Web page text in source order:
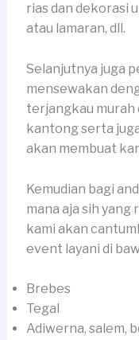
rias dan dekorasi
atau lamaran, dll.
Selanjutnya juga
mensewakan
terjangkau murah
kantong serta
akan membuat
Kemudian bagi
mana aja sih
kami akan
event layani di
Brebes
Tegal
Adiwerna, salem,